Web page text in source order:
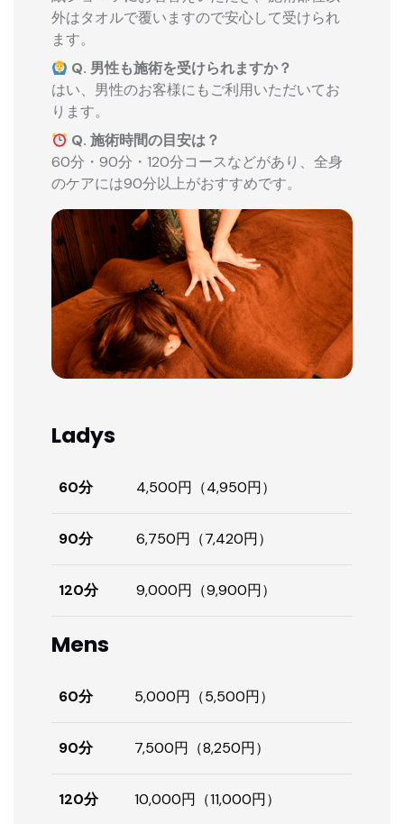
外はタオルで覆いますので安心して受けられ
ます。
Q. 男性も施術を受けられますか？
はい、男性のお客様にもご利用いただいてお
ります。
Q. 施術時間の目安は？
60分・90分・120分コースなどがあり、全身
のケアには90分以上がおすすめです。
Ladys
60分 4,500円（4,950円）
90分 6,750円（7,420円）
120分 9,000円（9,900円）
Mens
60分 5,000円（5,500円）
90分 7,500円（8,250円）
120分 10,000円（11,000円）